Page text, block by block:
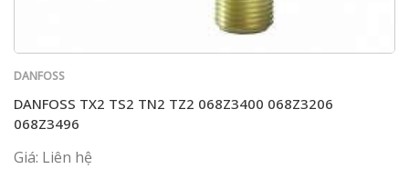
DANFOSS
DANFOSS TX2 TS2 TN2 TZ2 068Z3400 068Z3206
068Z3496
Giá: Liên hệ